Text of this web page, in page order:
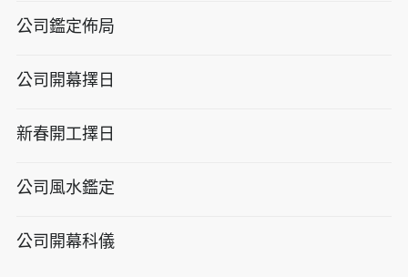
公司鑑定佈局
公司開幕擇日
新春開工擇日
公司風水鑑定
公司開幕科儀